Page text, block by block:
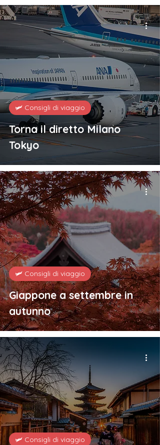
Torna il diretto Milano
Tokyo
🛩️ Consigli di viaggio
Giappone a settembre in
autunno
🛩️ Consigli di viaggio
🛩️ Consigli di viaggio